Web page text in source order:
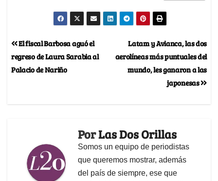
Latam y Avianca, las dos
aerolíneas más puntuales del
mundo, les ganaron a las
japonesas
El fiscal Barbosa aguó el
regreso de Laura Sarabia al
Palacio de Nariño
PorLas Dos Orillas
Somos un equipo de periodistas
que queremos mostrar, además
del país de siempre, ese que